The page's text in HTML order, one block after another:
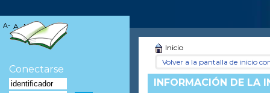
Inicio
Volver a la pantalla de inicio
INFORMACIÓN DE LA
A- A A+
Conectarse